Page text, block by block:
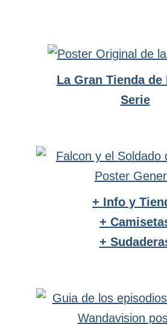
La Gran Tienda de
Serie
+ Info y
+
+